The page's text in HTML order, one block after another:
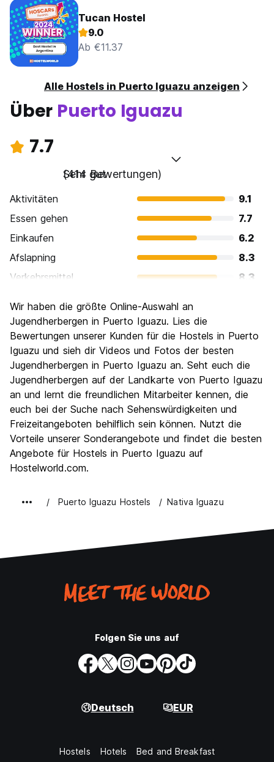
Tucan Hostel
9.0
Ab €11.37
Alle Hostels in Puerto Iguazu anzeigen
Über Puerto Iguazu
7.7
Sehr gut
(414 Bewertungen)
Aktivitäten
9.1
Essen gehen
7.7
Einkaufen
6.2
Afslapning
8.3
Verkehrsmittel
8.3
Kultur
Nachtleben / Party
6.2
Preis-Leistungsverhältnis
Wir haben die größte Online-Auswahl an
Jugendherbergen in Puerto Iguazu. Lies die
Bewertungen unserer Kunden für die Hostels in Puerto
Iguazu und sieh dir Videos und Fotos der besten
Jugendherbergen in Puerto Iguazu an. Seht euch die
Jugendherbergen auf der Landkarte von Puerto Iguazu
an und lernt die freundlichen Mitarbeiter kennen, die
euch bei der Suche nach Sehenswürdigkeiten und
Freizeitangeboten behilflich sein können. Nutzt die
Vorteile unserer Sonderangebote und findet die besten
Angebote für Hostels in Puerto Iguazu auf
Hostelworld.com.
Puerto Iguazu Hostels Nativa Iguazu
Folgen Sie uns auf
Deutsch EUR
Hostels Hotels Bed and Breakfast